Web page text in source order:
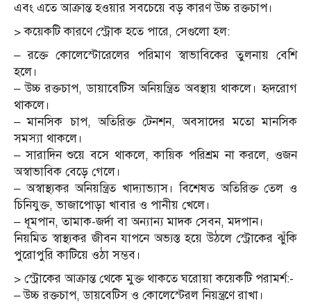
এবং এতে আক্রান্ত হওয়ার সবচেয়ে বড় কারণ উচ্চ রক্তচাপ।
> কয়েকটি কারণে স্ট্রোক হতে পারে, সেগুলো হল:
– রক্তে কোলেস্টোরেলের পরিমাণ স্বাভাবিকের তুলনায় বেশি
হলে।
– উচ্চ রক্তচাপ, ডায়াবেটিস অনিয়ন্ত্রিত অবস্থায় থাকলে। হৃদরোগ
থাকলে।
– মানসিক চাপ, অতিরিক্ত টেনশন, অবসাদের মতো মানসিক
সমস্যা থাকলে।
– সারাদিন শুয়ে বসে থাকলে, কায়িক পরিশ্রম না করলে, ওজন
অস্বাভাবিক বেড়ে গেলে।
– অস্বাস্থ্যকর অনিয়ন্ত্রিত খাদ্যাভ্যাস। বিশেষত অতিরিক্ত তেল ও
চিনিযুক্ত, ভাজাপোড়া খাবার ও পানীয় খেলে।
– ধূমপান, তামাক-জর্দা বা অন্যান্য মাদক সেবন, মদপান।
নিয়মিত স্বাস্থ্যকর জীবন যাপনে অভ্যস্ত হয়ে উঠলে স্ট্রোকের ঝুঁকি
পুরোপুরি কাটিয়ে ওঠা সম্ভব।
> স্ট্রোকের আক্রান্ত থেকে মুক্ত থাকতে ঘরোয়া কয়েকটি পরামর্শ:-
– উচ্চ রক্তচাপ, ডায়বেটিস ও কোলেস্টেরল নিয়ন্ত্রণে রাখা।